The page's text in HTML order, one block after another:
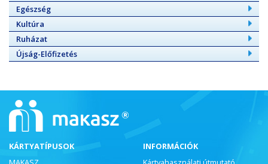
Egészség
Kultúra
Ruházat
Újság-Előfizetés
KÁRTYATÍPUSOK
INFORMÁCIÓK